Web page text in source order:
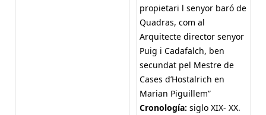
propietari l senyor baró de
Quadras, com al
Arquitecte director senyor
Puig i Cadafalch, ben
secundat pel Mestre de
Cases d’Hostalrich en
Marian Piguillem”
Cronología: siglo XIX- XX.